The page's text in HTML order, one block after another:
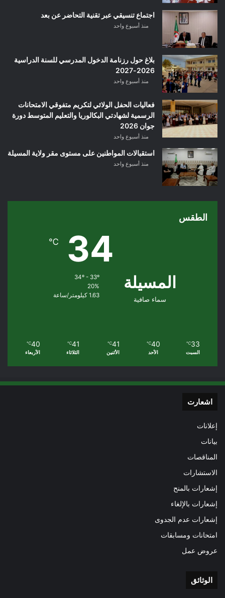
اجتماع تنسيقي عبر تقنية التحاضر عن بعد
منذ أسبوع واحد
بلاغ حول رزنامة الدخول المدرسي للسنة الدراسية
2026-2027
منذ أسبوع واحد
فعاليات الحفل الولائي لتكريم متفوقي الامتحانات
الرسمية لشهادتي البكالوريا والتعليم المتوسط دورة
جوان 2026
منذ أسبوع واحد
استقبالات المواطنين على مستوى مقر ولاية المسيلة
منذ أسبوع واحد
الطقس
المسيلة
سماء صافية
34
℃
20%
1.63 كيلومتر/ساعة
33
℃
السبت
40
℃
الأحد
41
℃
الأثنين
41
℃
الثلاثاء
40
℃
الأربعاء
اشعارت
إعلانات
بيانات
المناقصات
الاستشارات
إشعارات بالمنح
إشعارات بالإلغاء
إشعارات عدم الجدوى
امتحانات ومسابقات
عروض عمل
الوثائق